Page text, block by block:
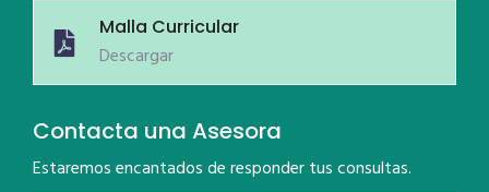
Malla Curricular
Descargar
Contacta una Asesora
Estaremos encantados de responder tus consultas.